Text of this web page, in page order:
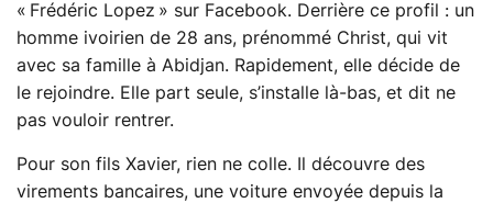
« Frédéric Lopez » sur Facebook. Derrière ce profil : un
homme ivoirien de 28 ans, prénommé Christ, qui vit
avec sa famille à Abidjan. Rapidement, elle décide de
le rejoindre. Elle part seule, s’installe là-bas, et dit ne
pas vouloir rentrer.
Pour son fils Xavier, rien ne colle. Il découvre des
virements bancaires, une voiture envoyée depuis la